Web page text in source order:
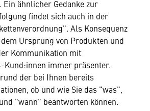
Ein ähnlicher Gedanke zur
findet sich auch in der
Als Konsequenz
Ursprung von Produkten und
Kommunikation mit
Kund:innen immer präsenter.
der bei Ihnen bereits
ob und wie Sie das "was",
"wann" beantworten können.